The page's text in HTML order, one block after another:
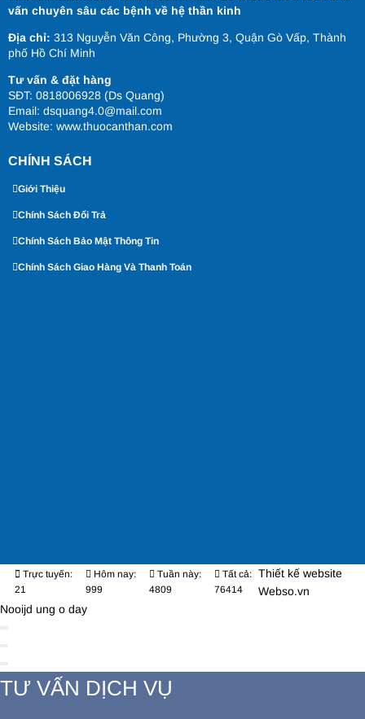
vấn chuyên sâu các bệnh về hệ thần kinh
Địa chỉ: 313 Nguyễn Văn Công, Phường 3, Quận Gò Vấp, Thành
phố Hồ Chí Minh
Tư vấn & đặt hàng
SĐT: 0818006928 (Ds Quang)
Email: dsquang4.0@mail.com
Website: www.thuocanthan.com
CHÍNH SÁCH
Giới Thiệu
Chính Sách Đổi Trả
Chính Sách Bảo Mật Thông Tin
Chính Sách Giao Hàng Và Thanh Toán
Trực tuyến:
21
Hôm nay:
999
Tuần này:
4809
Tất cả:
76414
Thiết kế website
Webso.vn
Nooijd ung o day
TƯ VẤN DỊCH VỤ